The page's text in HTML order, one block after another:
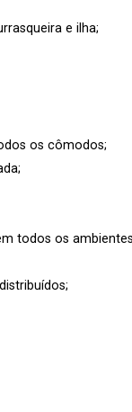
e ilha;
os cômodos;
todos os